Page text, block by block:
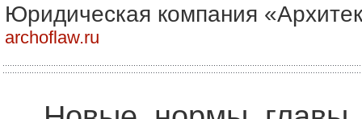
Юридическая компания
archoflaw.ru